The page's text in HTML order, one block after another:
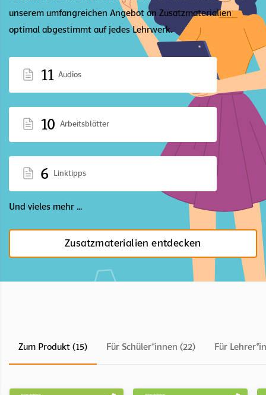
unserem umfangreichen Angebot an Zusatzmaterialien
optimal abgestimmt auf jedes Lehrwerk.
11 Audios
10 Arbeitsblätter
6 Linktipps
Und vieles mehr ...
Zusatzmaterialien entdecken
Zum Produkt (15) Für Schüler*innen (22) Für